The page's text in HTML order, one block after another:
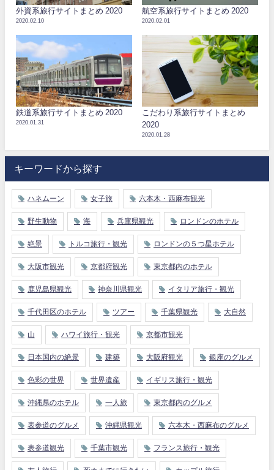
外資系旅行サイトまとめ 2020
2020.02.10
航空系旅行サイトまとめ 2020
2020.02.01
鉄道系旅行サイトまとめ 2020
2020.01.31
こだわり系旅行サイトまとめ
2020
2020.01.28
キーワードから探す
ハネムーン 女子旅 六本木・西麻布観光
野生動物 海 兵庫県観光 ロンドンのホテル
絶景 トルコ旅行・観光 ロンドンの５つ星ホテル
大阪市観光 京都府観光 東京都内のホテル
鹿児島県観光 神奈川県観光 イタリア旅行・観光
千代田区のホテル ツアー 千葉県観光 大自然
山 ハワイ旅行・観光 京都市観光
日本国内の絶景 建築 大阪府観光 銀座のグルメ
色彩の世界 世界遺産 イギリス旅行・観光
沖縄県のホテル 一人旅 東京都内のグルメ
表参道のグルメ 沖縄県観光 六本木・西麻布のグルメ
表参道観光 千葉市観光 フランス旅行・観光